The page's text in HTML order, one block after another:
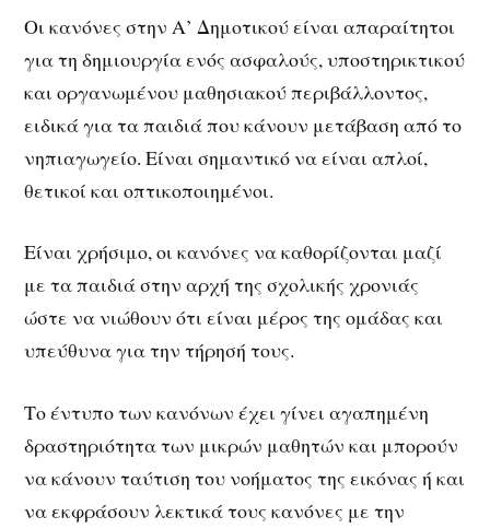
Οι κανόνες στην Α’ Δημοτικού είναι απαραίτητοι
για τη δημιουργία ενός ασφαλούς, υποστηρικτικού
και οργανωμένου μαθησιακού περιβάλλοντος,
ειδικά για τα παιδιά που κάνουν μετάβαση από το
νηπιαγωγείο. Είναι σημαντικό να είναι απλοί,
θετικοί και οπτικοποιημένοι.
Είναι χρήσιμο, οι κανόνες να καθορίζονται μαζί
με τα παιδιά στην αρχή της σχολικής χρονιάς
ώστε να νιώθουν ότι είναι μέρος της ομάδας και
υπεύθυνα για την τήρησή τους.
Το έντυπο των κανόνων έχει γίνει αγαπημένη
δραστηριότητα των μικρών μαθητών και μπορούν
να κάνουν ταύτιση του νοήματος της εικόνας ή και
να εκφράσουν λεκτικά τους κανόνες με την